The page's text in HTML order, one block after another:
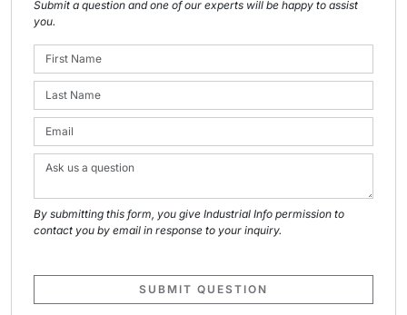
Submit a question and one of our experts will be happy to assist
you.
By submitting this form, you give Industrial Info permission to
contact you by email in response to your inquiry.
SUBMIT QUESTION